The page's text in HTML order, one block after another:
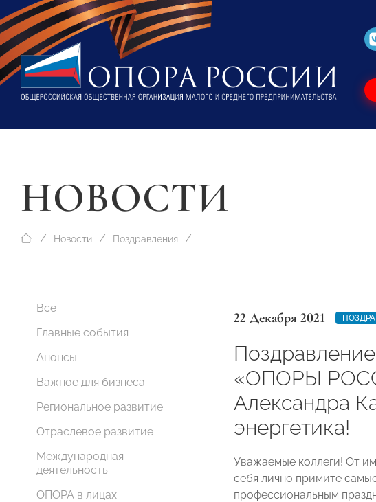
НОВОСТИ
Новости Поздравления
Все
Главные события
Анонсы
Важное для бизнеса
Региональное развитие
Отраслевое развитие
Международная
деятельность
ОПОРА в лицах
22 Декабря 2021
«ОПОРЫ
Александра
энергетика!
Уважаемые коллеги! От
себя лично примите
профессиональным